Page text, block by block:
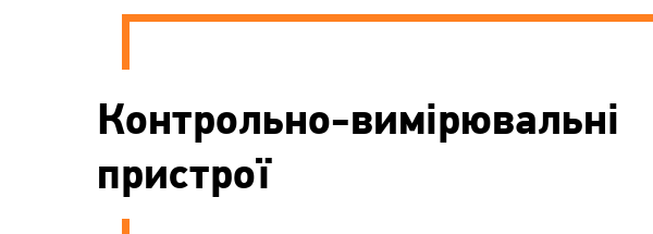
Контрольно-вимірювальні
пристрої